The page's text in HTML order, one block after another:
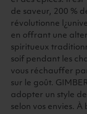
de saveur, 200 %
révolutionne
en offrant une
spiritueux
soif pendant les
vous réchauffer
sur le goût.
adopter un style
selon vos envies. À